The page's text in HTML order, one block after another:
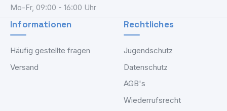
Mo-Fr, 09:00 - 16:00 Uhr
Informationen
Häufig gestellte fragen
Versand
Rechtliches
Jugendschutz
Datenschutz
AGB's
Wiederrufsrecht